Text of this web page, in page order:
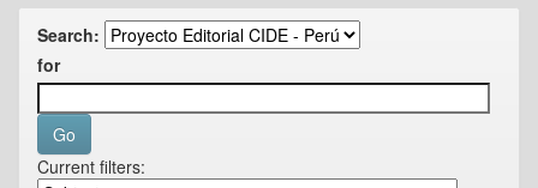
Search:
for
Current filters: